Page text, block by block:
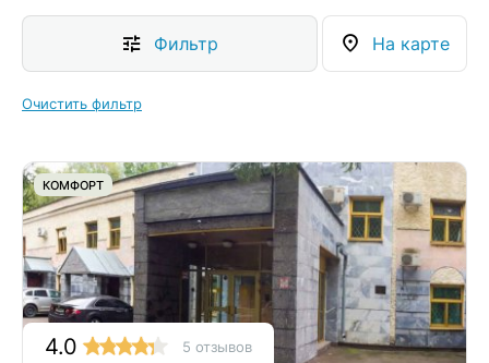
Фильтр На карте
Очистить фильтр
КОМФОРТ
4.0 5 отзывов